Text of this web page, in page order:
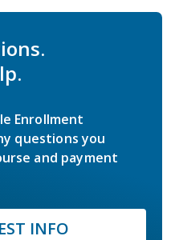
Enrollment
questions you
and payment
INFO